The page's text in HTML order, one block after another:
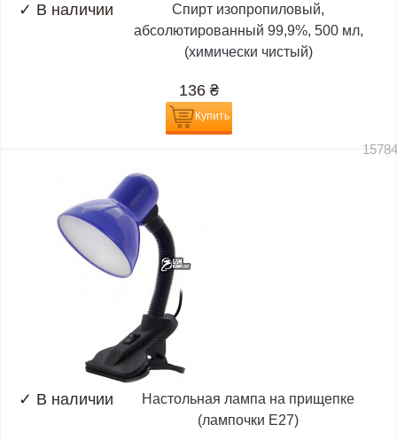
✓ В наличии
Спирт изопропиловый,
абсолютированный 99,9%, 500 мл,
(химически чистый)
136 ₴
Купить
✓ В наличии
Настольная лампа на прищепке
(лампочки E27)